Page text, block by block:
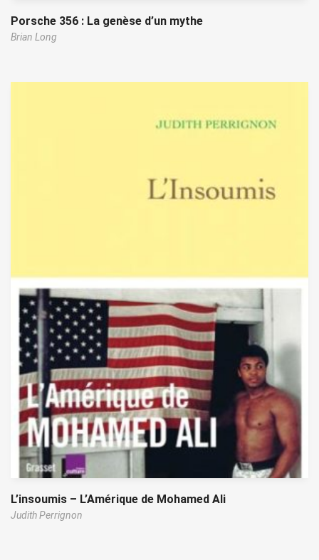
Porsche 356 : La genèse d’un mythe
Brian Long
L’insoumis – L’Amérique de Mohamed Ali
Judith Perrignon